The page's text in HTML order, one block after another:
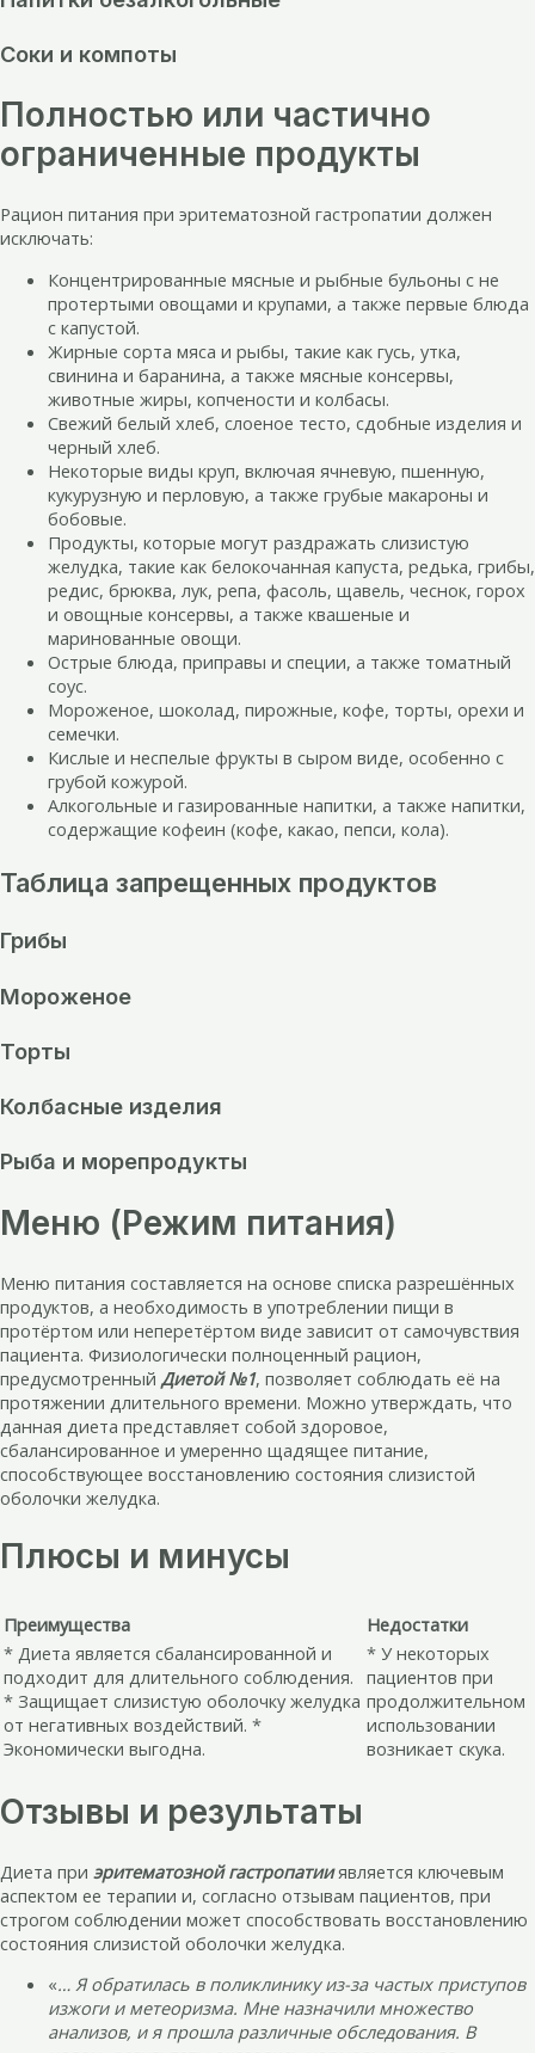
Соки и компоты
Полностью или частично
ограниченные продукты
Рацион питания при эритематозной гастропатии должен
исключать:
Концентрированные мясные и рыбные бульоны с не
протертыми овощами и крупами, а также первые блюда
с капустой.
Жирные сорта мяса и рыбы, такие как гусь, утка,
свинина и баранина, а также мясные консервы,
животные жиры, копчености и колбасы.
Свежий белый хлеб, слоеное тесто, сдобные изделия и
черный хлеб.
Некоторые виды круп, включая ячневую, пшенную,
кукурузную и перловую, а также грубые макароны и
бобовые.
Продукты, которые могут раздражать слизистую
желудка, такие как белокочанная капуста, редька, грибы,
редис, брюква, лук, репа, фасоль, щавель, чеснок, горох
и овощные консервы, а также квашеные и
маринованные овощи.
Острые блюда, приправы и специи, а также томатный
соус.
Мороженое, шоколад, пирожные, кофе, торты, орехи и
семечки.
Кислые и неспелые фрукты в сыром виде, особенно с
грубой кожурой.
Алкогольные и газированные напитки, а также напитки,
содержащие кофеин (кофе, какао, пепси, кола).
Таблица запрещенных продуктов
Грибы
Мороженое
Торты
Колбасные изделия
Рыба и морепродукты
Меню (Режим питания)
Меню питания составляется на основе списка разрешённых
продуктов, а необходимость в употреблении пищи в
протёртом или неперетёртом виде зависит от самочувствия
пациента. Физиологически полноценный рацион,
предусмотренный Диетой №1, позволяет соблюдать её на
протяжении длительного времени. Можно утверждать, что
данная диета представляет собой здоровое,
сбалансированное и умеренно щадящее питание,
способствующее восстановлению состояния слизистой
оболочки желудка.
Плюсы и минусы
Преимущества
Недостатки
* Диета является сбалансированной и
подходит для длительного соблюдения.
* Защищает слизистую оболочку желудка
от негативных воздействий. *
Экономически выгодна.
* У некоторых
пациентов при
продолжительном
использовании
возникает скука.
Отзывы и результаты
Диета при эритематозной гастропатииявляется ключевым
аспектом ее терапии и, согласно отзывам пациентов, при
строгом соблюдении может способствовать восстановлению
состояния слизистой оболочки желудка.
«… Я обратилась в поликлинику из-за частых приступов
изжоги и метеоризма. Мне назначили множество
анализов, и я прошла различные обследования. В